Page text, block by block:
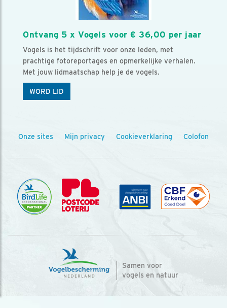
Ontvang 5 x Vogels voor € 36,00 per jaar
Vogels is het tijdschrift voor onze leden, met
prachtige fotoreportages en opmerkelijke verhalen.
Met jouw lidmaatschap help je de vogels.
WORD LID
Onze sites Mijn privacy Cookieverklaring Colofon
Samen voor
vogels en natuur